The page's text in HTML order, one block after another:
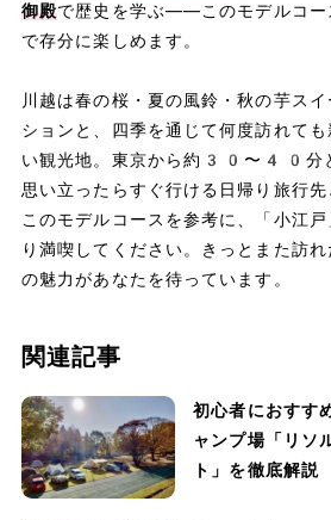
御殿で歴史を学ぶ——このモデルコ
で存分に楽しめます。
川越は春の桜・夏の風鈴・秋の芋ス
ションと、四季を通じて何度訪れて
い観光地。東京から約30〜40分と
思い立ったらすぐ行ける日帰り旅行
このモデルコースを参考に、「小江
り満喫してください。きっとまた訪
の魅力があなたを待っています。
関連記事
初心者におすす
ャンプ場「リソ
ト」を徹底解説